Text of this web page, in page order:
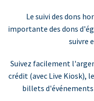
Le suivi des dons
importante des dons
suivre
Suivez facilement
crédit (avec Live Kiosk),
billets